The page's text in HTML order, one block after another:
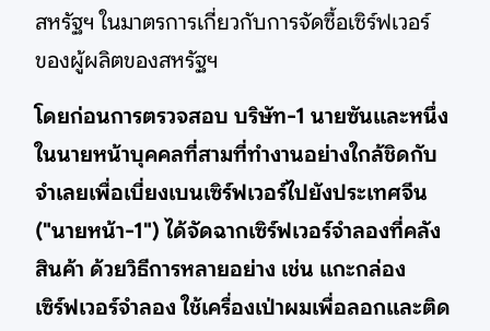
สหรัฐฯ ในมาตรการเกี่ยวกับการจัดซื้อเซิร์ฟเวอร์
ของผู้ผลิตของสหรัฐฯ
โดยก่อนการตรวจสอบ บริษัท-1 นายซันและหนึ่ง
ในนายหน้าบุคคลที่สามที่ทำงานอย่างใกล้ชิดกับ
จำเลยเพื่อเบี่ยงเบนเซิร์ฟเวอร์ไปยังประเทศจีน
("นายหน้า-1") ได้จัดฉากเซิร์ฟเวอร์จำลองที่คลัง
สินค้า ด้วยวิธีการหลายอย่าง เช่น แกะกล่อง
เซิร์ฟเวอร์จำลอง ใช้เครื่องเป่าผมเพื่อลอกและติด